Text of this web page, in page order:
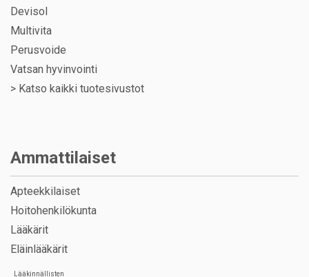
Devisol
Multivita
Perusvoide
Vatsan hyvinvointi
> Katso kaikki tuotesivustot
Ammattilaiset
Apteekkilaiset
Hoitohenkilökunta
Lääkärit
Eläinlääkärit
Lääkinnällisten